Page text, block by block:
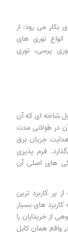
بکار می رود: از
انواع توری های
پرسی، توری
شاخه ای که آن
آن در طولانی مدت
جریان برق
فرم پذیری
های اصلی آن
کاربرد ترین
های بسیار
از خریداران را
واقع همان کابل